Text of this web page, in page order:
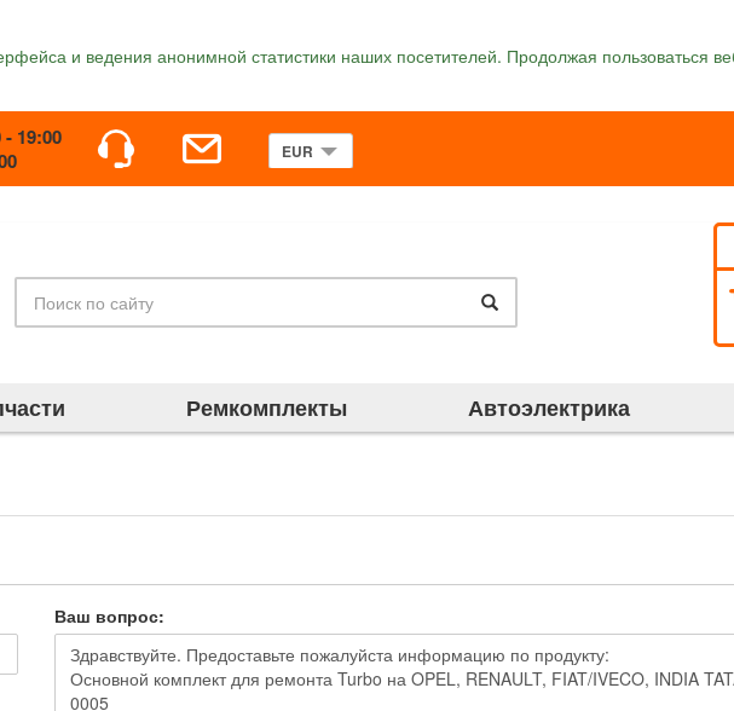
и ведения анонимной статистики наших посетителей. Продолжая пользоваться
- 19:00
Ремкомплекты Автоэлектрика
Ваш вопрос: